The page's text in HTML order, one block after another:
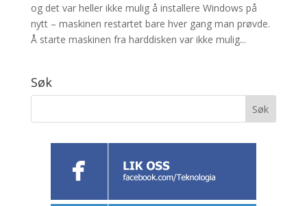
og det var heller ikke mulig å installere Windows på
nytt – maskinen restartet bare hver gang man prøvde.
Å starte maskinen fra harddisken var ikke mulig...
Søk